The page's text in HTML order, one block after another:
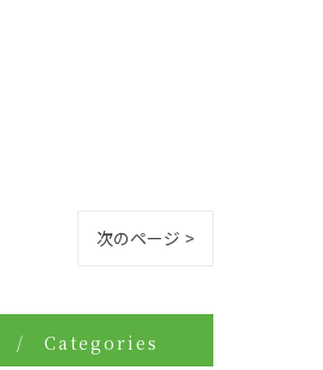
次のページ >
Categories